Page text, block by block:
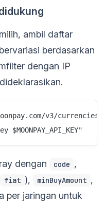
ambil daftar
berdasarkan
dengan IP
v3/
dengan code ,
fiat ), minBuyAmount ,
per jaringan untuk